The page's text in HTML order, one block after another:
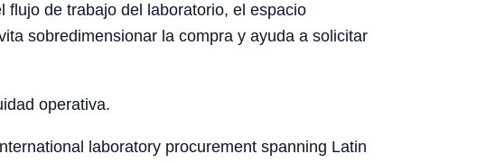
flujo de trabajo del laboratorio, el espacio
sobredimensionar la compra y ayuda a solicitar
operativa.
laboratory procurement spanning Latin